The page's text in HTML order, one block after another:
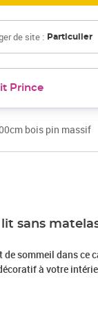
de site : Particulier
Prince
bois pin massif
sans
sommeil dans ce
à votre
magnifique. Le